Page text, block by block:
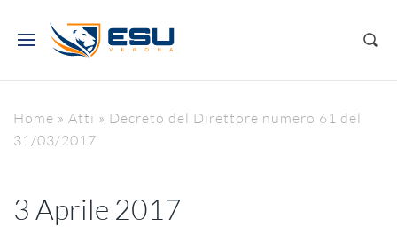
Home » Atti » Decreto del Direttore numero 61 del
31/03/2017
3 Aprile 2017